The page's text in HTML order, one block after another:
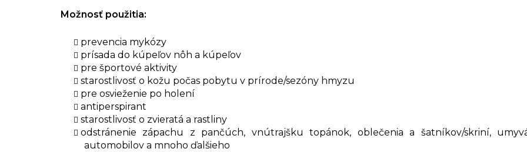
Možnosť použitia:
prevencia mykózy
prísada do kúpeľov nôh a kúpeľov
pre športové aktivity
starostlivosť o kožu počas pobytu v prírode/sezóny hmyzu
pre osvieženie po holení
antiperspirant
starostlivosť o zvieratá a rastliny
odstránenie zápachu z pančúch, vnútrajšku topánok, oblečenia a šatníkov/skriní,
automobilov a mnoho ďalšieho